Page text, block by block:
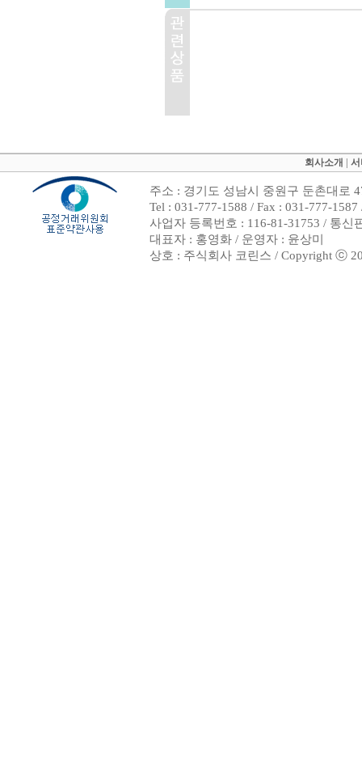
회사소개
주소 : 경기도 성남시 중원구 둔촌대로
Tel : 031-777-1588 / Fax : 031-777-
사업자 등록번호 : 116-81-31753 / 통신
대표자 : 홍영화 / 운영자 : 윤상미
상호 : 주식회사 코린스 / Copyright ⓒ